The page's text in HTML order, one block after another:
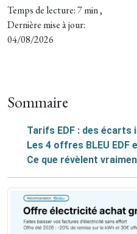
Temps de lecture: 7 min ,
Dernière mise à jour:
04/08/2026
Sommaire
Tarifs EDF : des écarts
Les 4 offres BLEU EDF
Ce que révèlent